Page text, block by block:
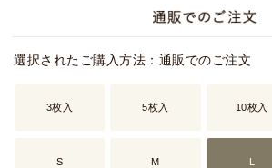
選択されたご購入方法：通販でのご注文
3枚入 5枚入 10枚入
S M L